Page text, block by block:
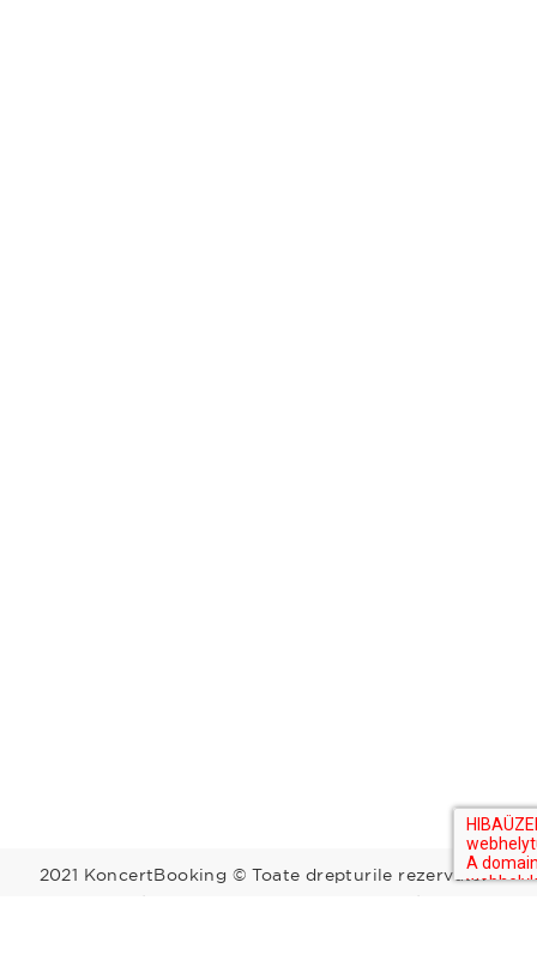
2021 KoncertBooking © Toate drepturile rezervate.
Kapcsolat | Telefonszám: +36 30 157 9812 | E-mail: